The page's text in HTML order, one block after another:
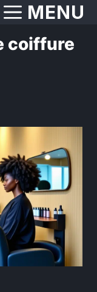
MENU
coiffure